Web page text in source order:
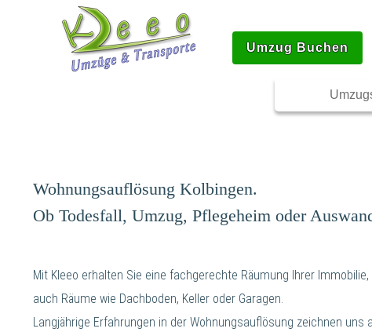
Umzug Buchen
Wohnungsauflösung Kolbingen.
Ob Todesfall, Umzug, Pflegeheim oder
Mit Kleeo erhalten Sie eine fachgerechte Räumung Ihrer Immobilie,
auch Räume wie Dachboden, Keller oder Garagen.
Langjährige Erfahrungen in der Wohnungsauflösung zeichnen uns